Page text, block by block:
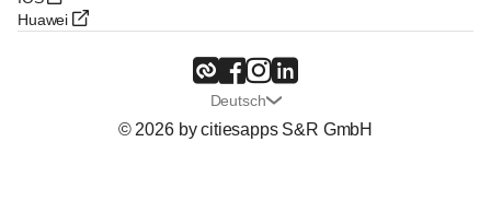
Huawei
Deutsch
© 2026 by citiesapps S&R GmbH